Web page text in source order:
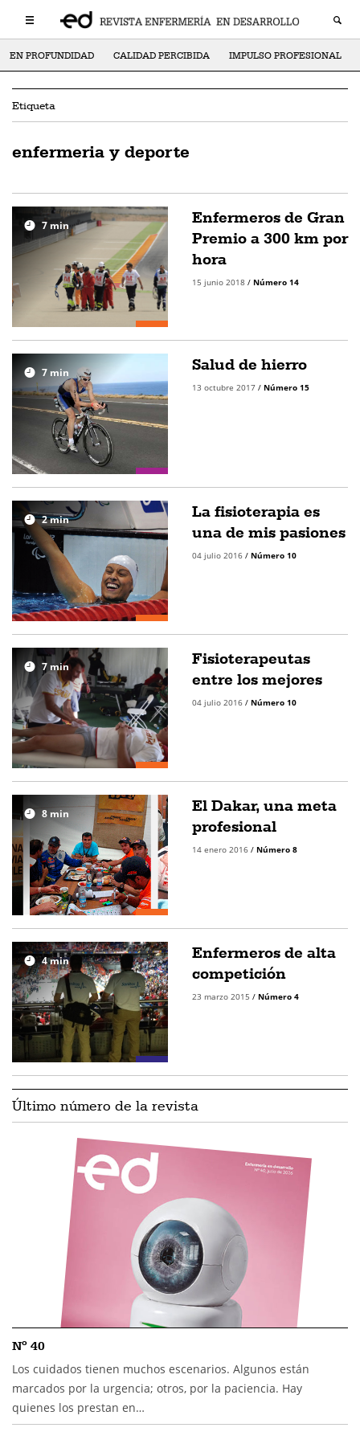
EN PROFUNDIDAD CALIDAD PERCIBIDA IMPULSO PROFESIONAL
Etiqueta
enfermeria y deporte
7min
Enfermeros de Gran
Premio a 300 km por
hora
15 junio 2018 / Número 14
7min Salud de hierro
13 octubre 2017 / Número 15
2min
La fisioterapia es
una de mis pasiones
04 julio 2016 / Número 10
7 min
Fisioterapeutas
entre los mejores
04 julio 2016 / Número 10
8 min
El Dakar, una meta
profesional
14 enero 2016 / Número 8
4min
Enfermeros de alta
competición
23 marzo 2015 / Número 4
Último número de la revista
Nº 40
Los cuidados tienen muchos escenarios. Algunos están
marcados por la urgencia; otros, por la paciencia. Hay
quienes los prestan en…